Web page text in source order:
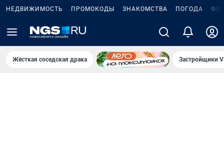
НЕДВИЖИМОСТЬ ПРОМОКОДЫ ЗНАКОМСТВА ПОГОДА
Жёсткая соседская драка Застройщики